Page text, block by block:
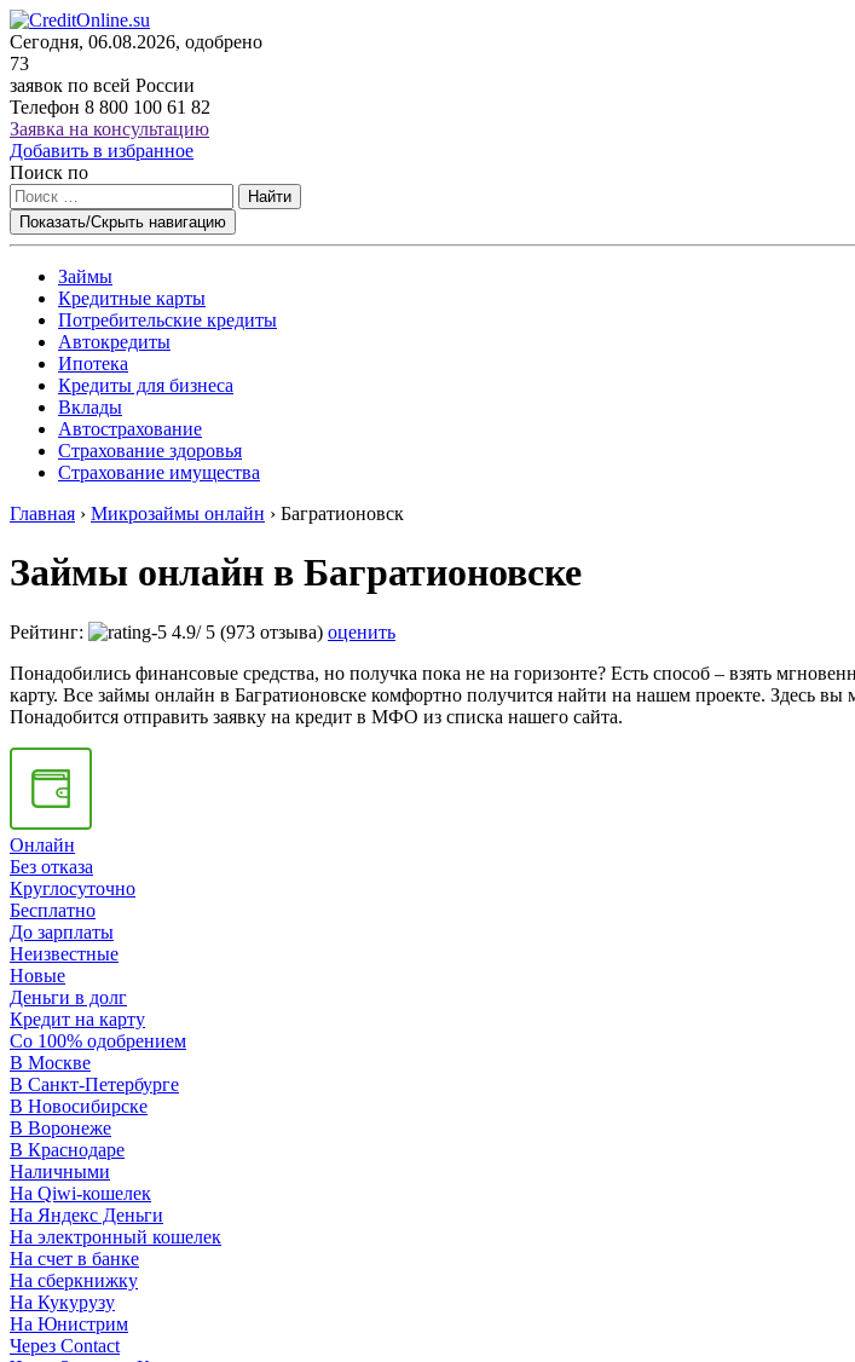
Сегодня, 06.08.2026, одобрено
73
заявок по всей России
Телефон 8 800 100 61 82
Заявка на консультацию
Добавить в избранное
Поиск по
Найти
Показать/Скрыть навигацию
Займы
Кредитные карты
Потребительские кредиты
Автокредиты
Ипотека
Кредиты для бизнеса
Вклады
Автострахование
Страхование здоровья
Страхование имущества
Главная › Микрозаймы онлайн › Багратионовск
Займы онлайн в Багратионовске
Рейтинг: 4.9/ 5 (973 отзыва) оценить
Понадобились финансовые средства, но получка пока не на горизонте? Есть способ – взять
карту. Все займы онлайн в Багратионовске комфортно получится найти на нашем проекте. Здесь
Понадобится отправить заявку на кредит в МФО из списка нашего сайта.
Онлайн
Без отказа
Круглосуточно
Бесплатно
До зарплаты
Неизвестные
Новые
Деньги в долг
Кредит на карту
Со 100% одобрением
В Москве
В Санкт-Петербурге
В Новосибирске
В Воронеже
В Краснодаре
Наличными
На Qiwi-кошелек
На Яндекс Деньги
На электронный кошелек
На счет в банке
На сберкнижку
На Кукурузу
На Юнистрим
Через Contact